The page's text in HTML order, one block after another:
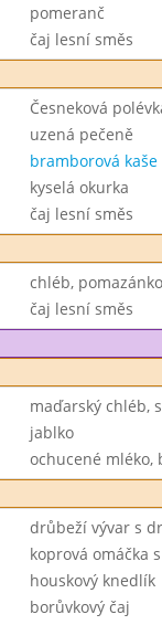
pomeranč
čaj lesní směs
Česneková
uzená pečeně
bramborová kaše
kyselá okurka
čaj lesní směs
chléb,
čaj lesní směs
maďarský chléb,
jablko
ochucené mléko,
drůbeží vývar s
koprová omáčka
houskový knedlík
borůvkový čaj